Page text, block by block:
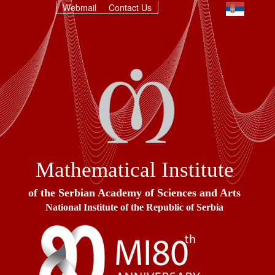
Webmail Contact Us
Mathematical Institute
of the Serbian Academy of Sciences and Arts
National Institute of the Republic of Serbia